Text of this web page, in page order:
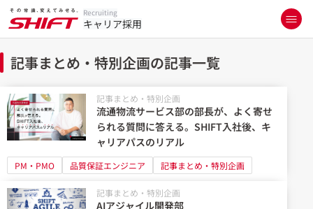
Recruiting
キャリア採用
記事まとめ・特別企画の記事一覧
記事まとめ・特別企画
流通物流サービス部の部長が、よく寄せ
られる質問に答える。SHIFT入社後、キ
ャリアパスのリアル
PM・PMO 品質保証エンジニア 記事まとめ・特別企画
記事まとめ・特別企画
AIアジャイル開発部